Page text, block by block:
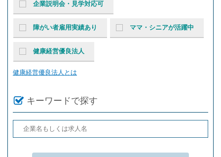
企業説明会・見学対応可
障がい者雇用実績あり ママ・シニアが活躍中
健康経営優良法人
健康経営優良法人とは
キーワードで探す